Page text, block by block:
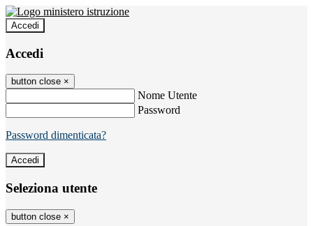
Accedi
Accedi
button close ×
Nome Utente
Password
Password dimenticata?
Seleziona utente
button close ×